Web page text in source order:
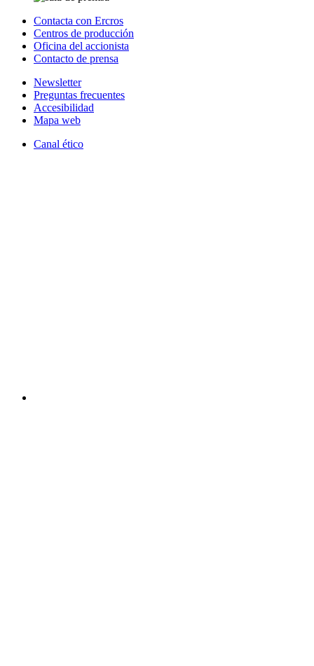
Contacta con Ercros
Centros de producción
Oficina del accionista
Contacto de prensa
Newsletter
Preguntas frecuentes
Accesibilidad
Mapa web
Canal ético